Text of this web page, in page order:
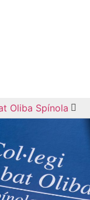
Oliba Spínola